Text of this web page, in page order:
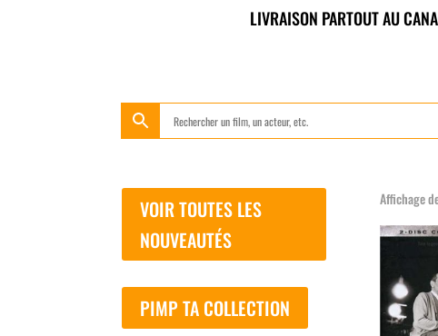
LIVRAISON PARTOUT AU
VOIR TOUTES LES
NOUVEAUTÉS
PIMP TA COLLECTION
Affichage